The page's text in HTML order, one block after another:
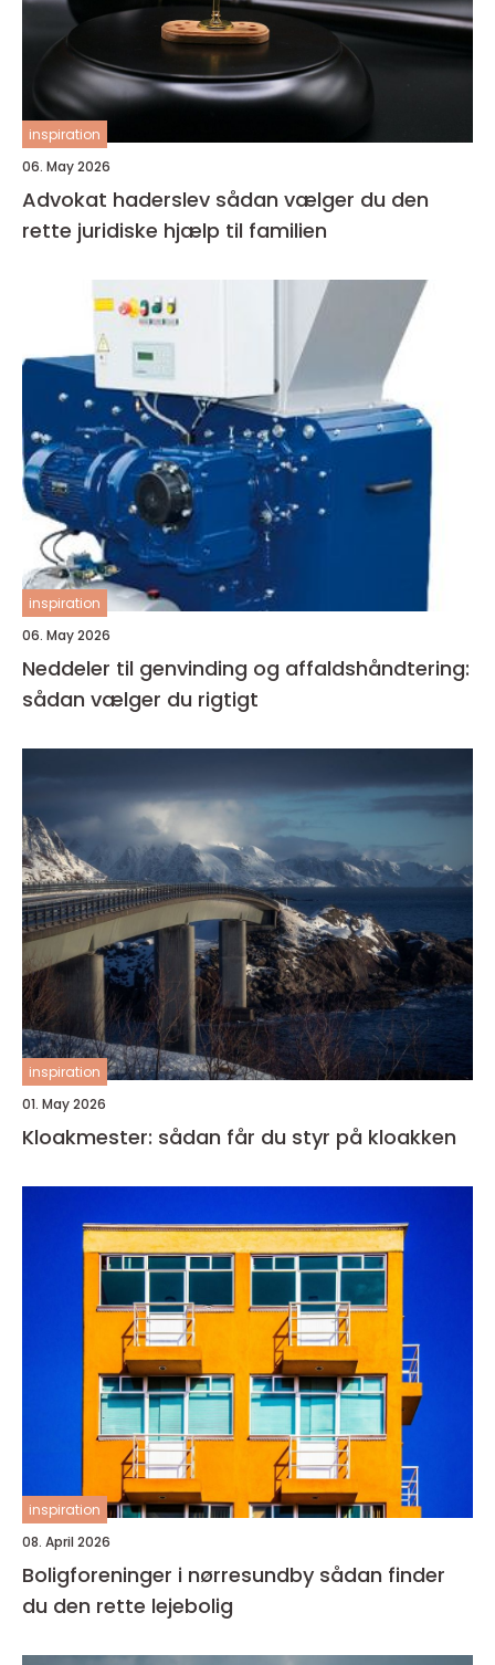
inspiration
06. May 2026
Advokat haderslev sådan vælger du den
rette juridiske hjælp til familien
inspiration
06. May 2026
Neddeler til genvinding og affaldshåndtering:
sådan vælger du rigtigt
inspiration
01. May 2026
Kloakmester: sådan får du styr på kloakken
inspiration
08. April 2026
Boligforeninger i nørresundby sådan finder
du den rette lejebolig